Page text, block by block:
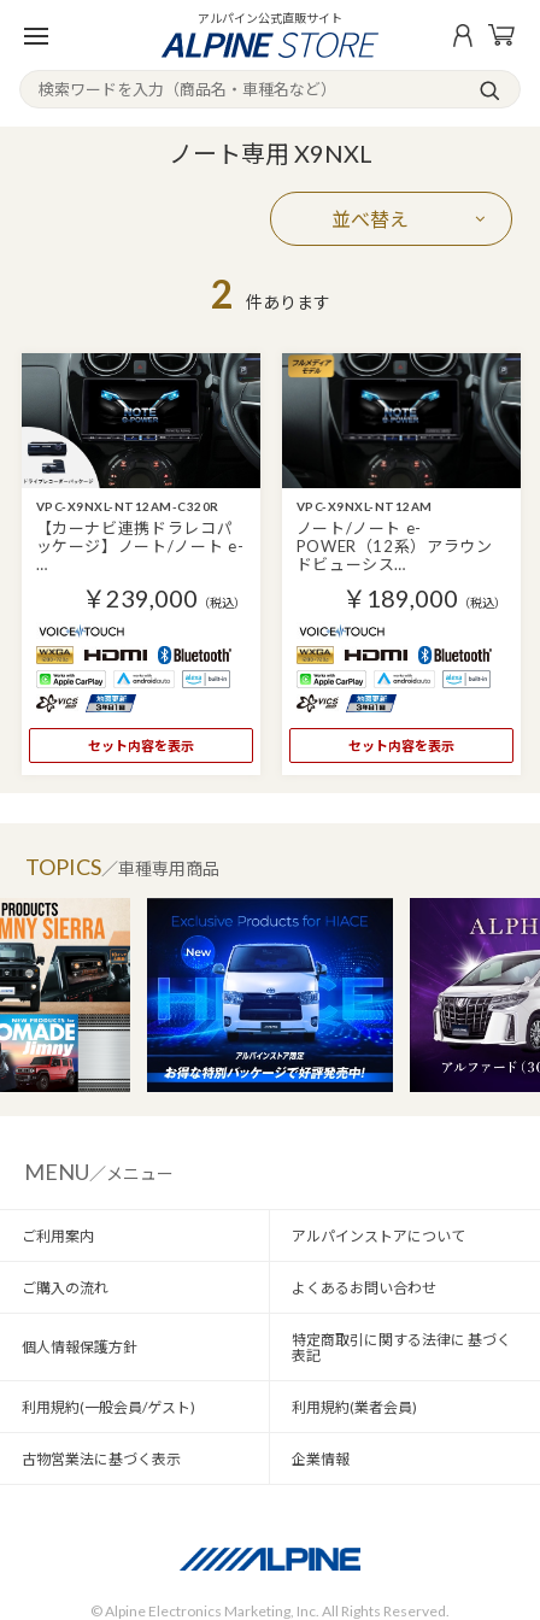
アルパイン公式直販サイト
ノート専用 X9NXL
並べ替え
2 件あります
VPC-X9NXL-NT12AM-C320R
【カーナビ連携ドラレコパ
ッケージ】ノート/ノート e-
…
￥239,000 （税込）
セット内容を表示
VPC-X9NXL-NT12AM
ノート/ノート e-
POWER（12系）アラウン
ドビューシス…
￥189,000 （税込）
セット内容を表示
／車種専用商品
MENU／メニュー
ご利用案内 アルパインストアについて
ご購入の流れ よくあるお問い合わせ
個人情報保護方針
特定商取引に関する法律に 基づく
表記
利用規約(一般会員/ゲスト) 利用規約(業者会員)
古物営業法に基づく表示 企業情報
© Alpine Electronics Marketing, Inc. All Rights Reserved.